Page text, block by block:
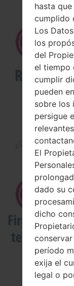
¿Cómo hacer
hasta
cumplido
Los
los
del
el tiempo
cumplir
pueden
sobre los
persigue
El
dado su
dicho
período
exija el
legal o